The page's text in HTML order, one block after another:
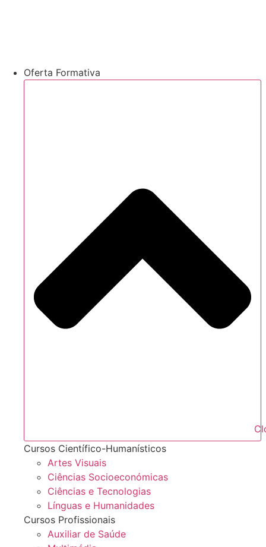
Oferta Formativa
Cursos Científico-Humanísticos
Artes Visuais
Ciências Socioeconómicas
Ciências e Tecnologias
Línguas e Humanidades
Cursos Profissionais
Auxiliar de Saúde